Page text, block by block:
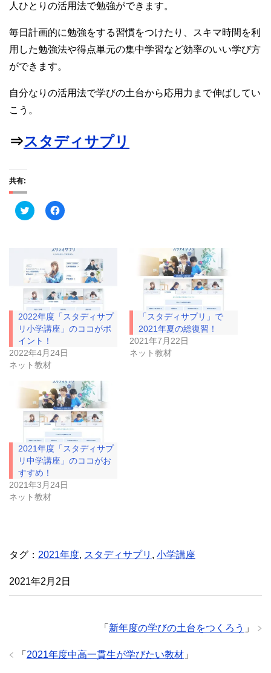
人ひとりの活用法で勉強ができます。
毎日計画的に勉強をする習慣をつけたり、スキマ時間を利
用した勉強法や得点単元の集中学習など効率のいい学び方
ができます。
自分なりの活用法で学びの土台から応用力まで伸ばしてい
こう。
⇒スタディサプリ
共有:
ク
リ
w
i
t
t
e
r
で
共
有
(
新
し
い
ウ
ド
で
開
き
ま
す
)
F
a
o
o
で
共
有
す
る
に
は
ク
リ
ク
し
だ
さ
い
(
新
し
い
ウ
ィ
ン
ド
開
き
2022年度「スタディサプ
リ小学講座」のココがポ
イント！
2022年4月24日
ネット教材
「スタディサプリ」で
2021年夏の総復習！
2021年7月22日
ネット教材
2021年度「スタディサプ
リ中学講座」のココがお
すすめ！
2021年3月24日
ネット教材
タグ： 2021年度, スタディサプリ , 小学講座
2021年2月2日
「 新年度の学びの土台をつくろう 」
「 2021年度中高一貫生が学びたい教材 」